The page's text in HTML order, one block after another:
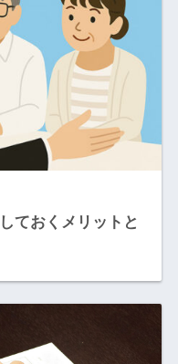
ておくメリットと